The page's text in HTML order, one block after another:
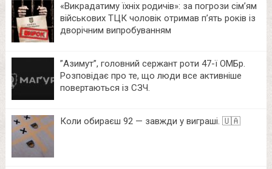
«Викрадатиму їхніх родичів»: за погрози сім’ям
військових ТЦК чоловік отримав п’ять років із
дворічним випробуванням
⁨”Азимут”, головний сержант роти 47-ї ОМБр.
Розповідає про те, що люди все активніше
повертаються із СЗЧ.
Коли обираєш 92 — завжди у виграші. 🇺🇦